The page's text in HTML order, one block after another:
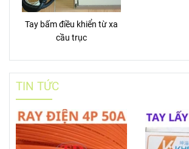
Tay bấm điều khiển từ xa
cầu trục
TIN TỨC